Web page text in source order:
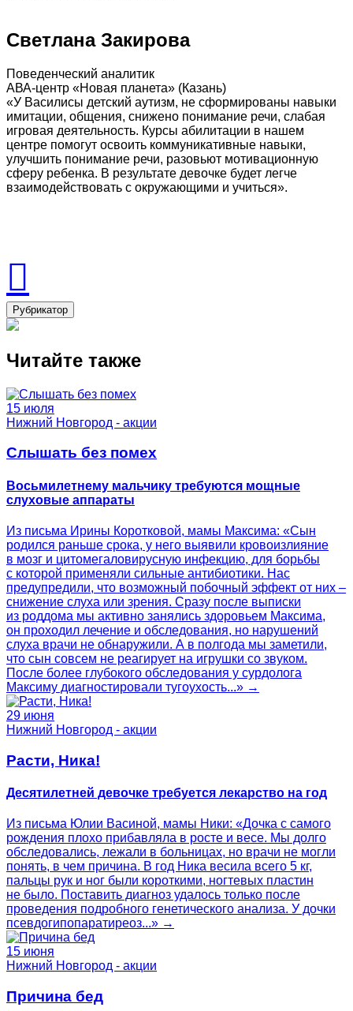
Светлана Закирова
Поведенческий аналитик
АВА-центр «Новая планета» (Казань)
«У Василисы детский аутизм, не сформированы навыки
имитации, общения, снижено понимание речи, слабая
игровая деятельность. Курсы абилитации в нашем
центре помогут освоить коммуникативные навыки,
улучшить понимание речи, разовьют мотивационную
сферу ребенка. В результате девочке будет легче
взаимодействовать с окружающими и учиться».
Рубрикатор
Читайте также
15 июля
Нижний Новгород - акции
Слышать без помех
Восьмилетнему мальчику требуются мощные
слуховые аппараты
Из письма Ирины Коротковой, мамы Максима: «Сын
родился раньше срока, у него выявили кровоизлияние
в мозг и цитомегаловирусную инфекцию, для борьбы
с которой применяли сильные антибиотики. Нас
предупредили, что возможный побочный эффект от них –
снижение слуха или зрения. Сразу после выписки
из роддома мы активно занялись здоровьем Максима,
он проходил лечение и обследования, но нарушений
слуха врачи не обнаружили. А в полгода мы заметили,
что сын совсем не реагирует на игрушки со звуком.
После более глубокого обследования у сурдолога
Максиму диагностировали тугоухость...» →
29 июня
Нижний Новгород - акции
Расти, Ника!
Десятилетней девочке требуется лекарство на год
Из письма Юлии Васиной, мамы Ники: «Дочка с самого
рождения плохо прибавляла в росте и весе. Мы долго
обследовались, лежали в больницах, но врачи не могли
понять, в чем причина. В год Ника весила всего 5 кг,
пальцы рук и ног были короткими, ногтевых пластин
не было. Поставить диагноз удалось только после
проведения подробного генетического анализа. У дочки
псевдогипопаратиреоз...» →
15 июня
Нижний Новгород - акции
Причина бед